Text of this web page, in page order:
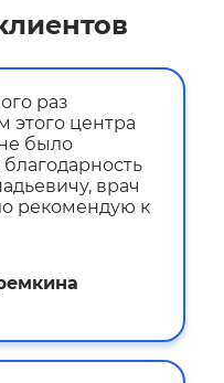
раз
этого центра
было
врач
рекомендую к